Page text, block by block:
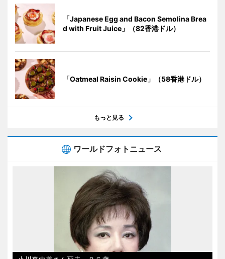
「Japanese Egg and Bacon Semolina Brea
d with Fruit Juice」（82香港ドル）
「Oatmeal Raisin Cookie」（58香港ドル）
もっと見る
ワールドフォトニュース